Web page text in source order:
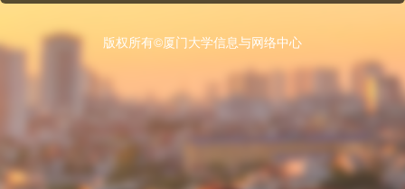
版权所有©厦门大学信息与网络中心